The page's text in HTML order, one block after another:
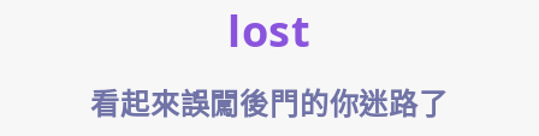
lost
看起來誤闖後門的你迷路了